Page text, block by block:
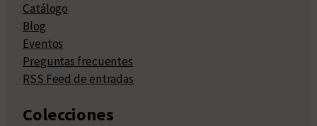
Catálogo
Blog
Eventos
Preguntas frecuentes
RSS Feed de entradas
Colecciones